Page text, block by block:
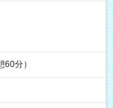
分）